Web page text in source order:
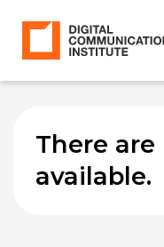
There
available.